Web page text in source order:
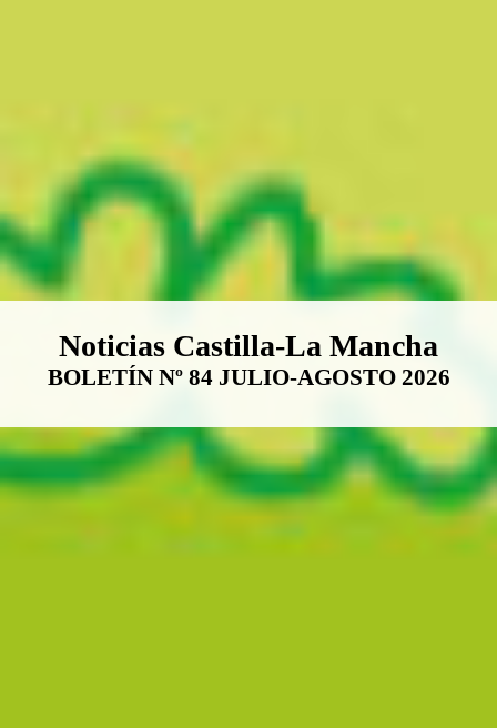
Boletín Noticias Castilla-La
Noticias Castilla-La Mancha
BOLETÍN Nº 84 JULIO-AGOSTO 2026